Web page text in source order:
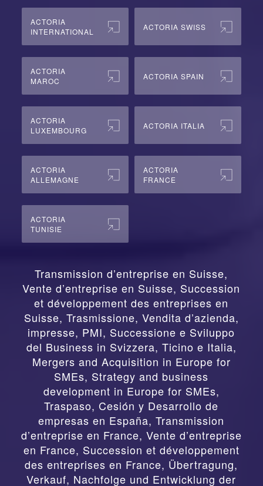
ACTORIA
INTERNATIONAL
ACTORIA SWISS
ACTORIA
MAROC
ACTORIA SPAIN
ACTORIA
LUXEMBOURG
ACTORIA ITALIA
ACTORIA
ALLEMAGNE
ACTORIA
FRANCE
ACTORIA
TUNISIE
Transmission d’entreprise en Suisse,
Vente d’entreprise en Suisse, Succession
et développement des entreprises en
Suisse, Trasmissione, Vendita d’azienda,
impresse, PMI, Successione e Sviluppo
del Business in Svizzera, Ticino e Italia,
Mergers and Acquisition in Europe for
SMEs, Strategy and business
development in Europe for SMEs,
Traspaso, Cesión y Desarrollo de
empresas en España,Transmission
d’entreprise en France, Vente d’entreprise
en France, Succession et développement
des entreprises en France, Übertragung,
Verkauf, Nachfolge und Entwicklung der